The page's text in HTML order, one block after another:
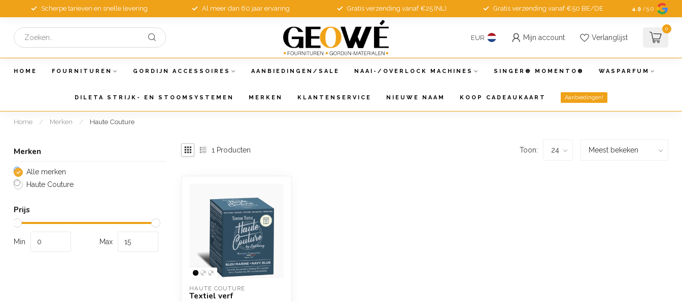
Scherpe tarieven en snelle levering Al meer dan 60 jaar ervaring Gratis verzending vanaf €25 (NL) Gratis verzending vanaf €50 BE/DE 4.9 /5.0
EUR Mijn account Verlanglijst
0
HOME FOURNITUREN GORDIJN ACCESSOIRES AANBIEDINGEN/SALE NAAI-/OVERLOCK MACHINES SINGER® MOMENTO® WASPARFUM
DILETA STRIJK- EN STOOMSYSTEMEN MERKEN KLANTENSERVICE NIEUWE NAAM KOOP CADEAUKAART Aanbiedingen!
Home / Merken / Haute Couture
Merken
Alle merken
Haute Couture
Prijs
Min Max
1 Producten Toon:
HAUTE COUTURE
Textiel verf